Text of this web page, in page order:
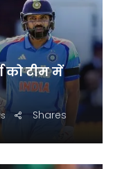
को टीम में
Shares